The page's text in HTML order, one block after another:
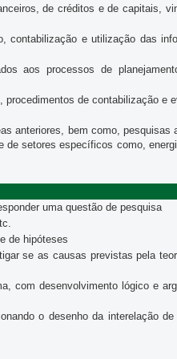
de créditos e de capitais,
e utilização das
aos processos de
de contabilização e
anteriores, bem como, pesquisas
setores específicos como,
uma questão de pesquisa
de hipóteses
se as causas previstas pela
com desenvolvimento lógico e
o desenho da interelação